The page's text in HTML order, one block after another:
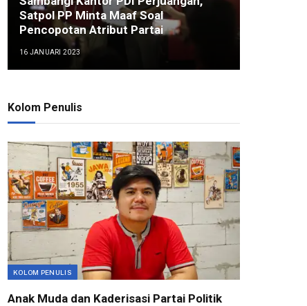
Satpol PP Minta Maaf Soal
Pencopotan Atribut Partai
16 JANUARI 2023
Kolom Penulis
KOLOM PENULIS
Anak Muda dan Kaderisasi Partai Politik